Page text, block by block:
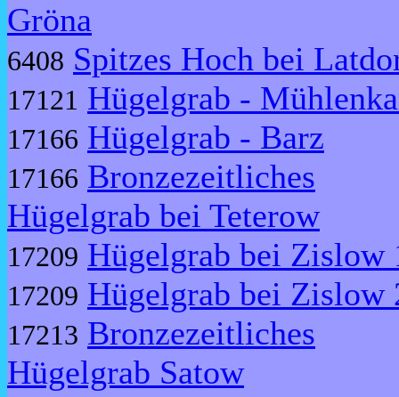
Gröna
6408 Spitzes Hoch bei
17121 Hügelgrab -
17166 Hügelgrab - Barz
17166 Bronzezeitliches
Hügelgrab bei Teterow
17209 Hügelgrab bei Zislow
17209 Hügelgrab bei Zislow
17213 Bronzezeitliches
Hügelgrab Satow